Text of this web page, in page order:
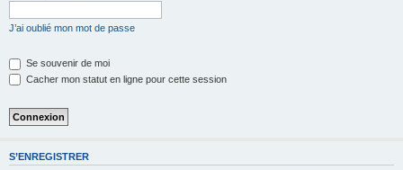
J’ai oublié mon mot de passe
Se souvenir de moi
Cacher mon statut en ligne pour cette session
S’ENREGISTRER